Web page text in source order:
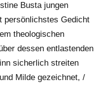
Busta jungen
persönlichstes Gedicht
theologischen
dessen entlastenden
sicherlich streiten
Milde gezeichnet, /